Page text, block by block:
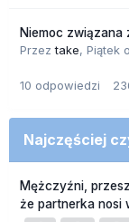
Niemoc związana
Przeztake, Piątek
10 odpowiedzi
Najczęściej
Mężczyźni,
że partnerka nosi